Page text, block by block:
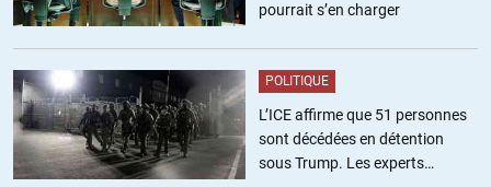
+9 ALERTER
christian gedeon // 16.10.2018 à 11h21
Pourquoi pire scenario? c’est déjà le cas,non? pour qui s’intéresse un
minimum au continent africain,les islamistes de tous poils sont à
pourrait s’en charger
POLITIQUE
L’ICE affirme que 51 personnes
sont décédées en détention
sous Trump. Les experts